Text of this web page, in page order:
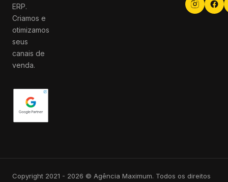
ERP.
Criamos e
otimizamos
seus
canais de
venda.
Copyright 2021 - 2026 © Agência Maximum. Todos os direitos